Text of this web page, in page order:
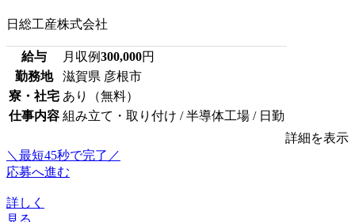
日総工産株式会社
給与 月収例300,000円
勤務地
滋賀県 彦根市
寮・社宅 あり（無料）
仕事内容 組み立て・取り付け / 半導体工場 / 日勤
詳細を表示
＼最短45秒で完了／
応募へ進む
詳しく